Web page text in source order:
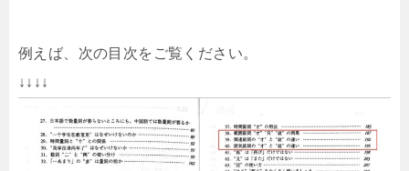
例えば、次の目次をご覧ください。
↓↓↓↓